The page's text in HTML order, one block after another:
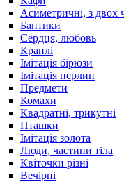
Асиметричні, з двох
Бантики
Сердця, любовь
Краплі
Імітація бірюзи
Імітація перлин
Предмети
Комахи
Квадратні, трикутні
Пташки
Імітація золота
Люди, частини тіла
Квіточки різні
Вечірні